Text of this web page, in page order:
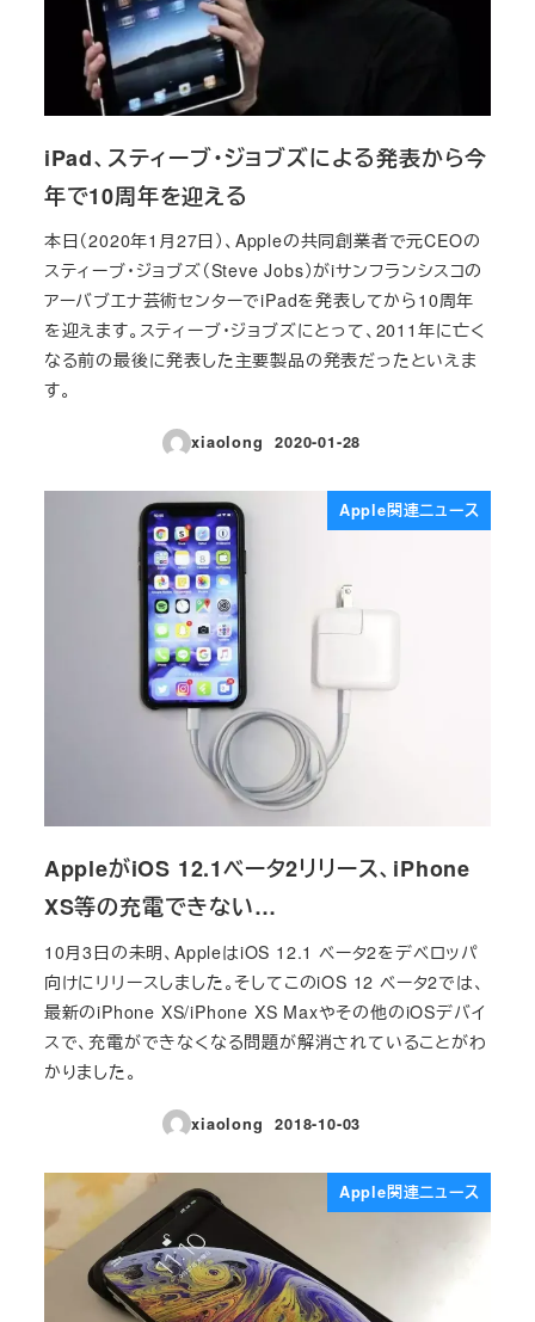
iPad、スティーブ・ジョブズによる発表から今
年で10周年を迎える
本日（2020年1月27日）、Appleの共同創業者で元CEOの
スティーブ・ジョブズ（Steve Jobs）がiサンフランシスコの
アーバブエナ芸術センターでiPadを発表してから10周年
を迎えます。スティーブ・ジョブズにとって、2011年に亡く
なる前の最後に発表した主要製品の発表だったといえま
す。
xiaolong
投稿日
2020-01-28
Apple関連ニュース
AppleがiOS 12.1ベータ2リリース、iPhone
XS等の充電できない…
10月3日の未明、AppleはiOS 12.1 ベータ2をデベロッパ
向けにリリースしました。そしてこのiOS 12 ベータ2では、
最新のiPhone XS/iPhone XS Maxやその他のiOSデバイ
スで、充電ができなくなる問題が解消されていることがわ
かりました。
xiaolong
投稿日
2018-10-03
Apple関連ニュース